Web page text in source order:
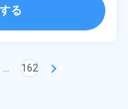
る
162 chevron_right